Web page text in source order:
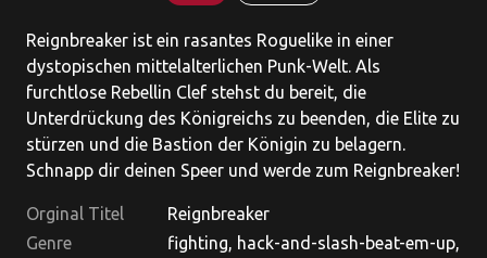
Reignbreaker ist ein rasantes Roguelike in einer
dystopischen mittelalterlichen Punk-Welt. Als
furchtlose Rebellin Clef stehst du bereit, die
Unterdrückung des Königreichs zu beenden, die Elite zu
stürzen und die Bastion der Königin zu belagern.
Schnapp dir deinen Speer und werde zum Reignbreaker!
Orginal Titel
Reignbreaker
Genre
fighting, hack-and-slash-beat-em-up,